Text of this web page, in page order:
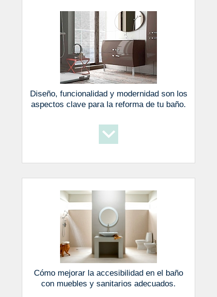
Diseño, funcionalidad y modernidad son los
aspectos clave para la reforma de tu baño.
Cómo mejorar la accesibilidad en el baño
con muebles y sanitarios adecuados.